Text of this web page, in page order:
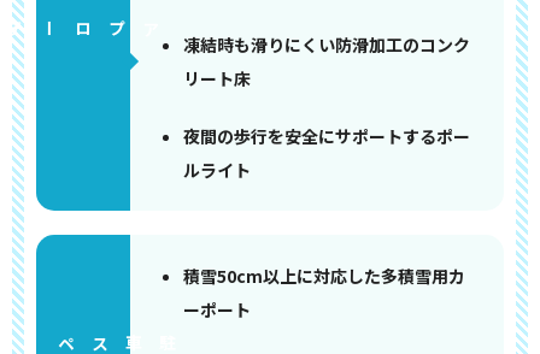
アプローチ
凍結時も滑りにくい防滑加工のコンク
リート床
夜間の歩行を安全にサポートするポー
ルライト
積雪50cm以上に対応した多積雪用カ
ーポート